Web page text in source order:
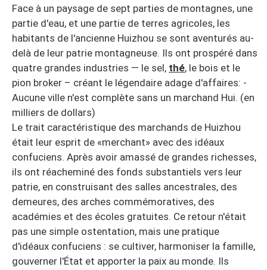
Face à un paysage de sept parties de montagnes, une
partie d'eau, et une partie de terres agricoles, les
habitants de l'ancienne Huizhou se sont aventurés au-
delà de leur patrie montagneuse. Ils ont prospéré dans
quatre grandes industries — le sel, thé, le bois et le
pion broker – créant le légendaire adage d'affaires: -
Aucune ville n'est complète sans un marchand Hui. (en
milliers de dollars)
Le trait caractéristique des marchands de Huizhou
était leur esprit de «merchant» avec des idéaux
confuciens. Après avoir amassé de grandes richesses,
ils ont réacheminé des fonds substantiels vers leur
patrie, en construisant des salles ancestrales, des
demeures, des arches commémoratives, des
académies et des écoles gratuites. Ce retour n'était
pas une simple ostentation, mais une pratique
d'idéaux confuciens : se cultiver, harmoniser la famille,
gouverner l'État et apporter la paix au monde. Ils